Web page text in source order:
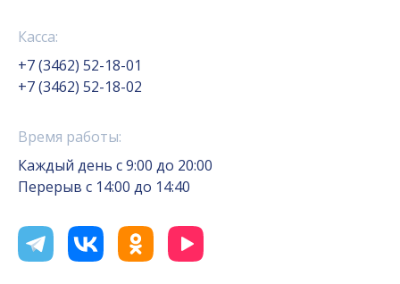
Касса:
+7 (3462) 52-18-01
+7 (3462) 52-18-02
Время работы:
Каждый день с 9:00 до 20:00
Перерыв с 14:00 до 14:40